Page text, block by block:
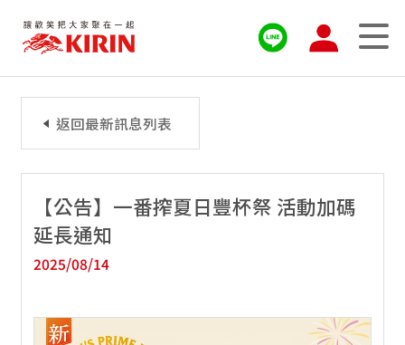
【公告】一番搾夏日豐杯祭 活動加碼
延長通知
2025/08/14
返回最新訊息列表